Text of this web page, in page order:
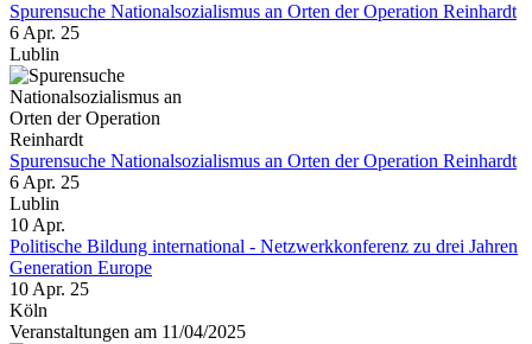
Spurensuche Nationalsozialismus an Orten der Operation Reinhardt
6 Apr. 25
Lublin
Spurensuche Nationalsozialismus an Orten der Operation Reinhardt
6 Apr. 25
Lublin
10 Apr.
Politische Bildung international - Netzwerkkonferenz zu drei Jahren
Generation Europe
10 Apr. 25
Köln
Veranstaltungen am 11/04/2025